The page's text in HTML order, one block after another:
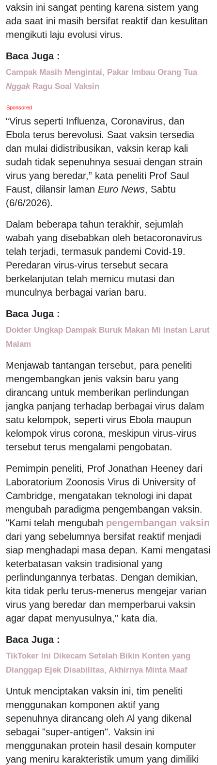
vaksin ini sangat penting karena sistem yang
ada saat ini masih bersifat reaktif dan kesulitan
mengikuti laju evolusi virus.
Baca Juga :
Campak Masih Mengintai, Pakar Imbau Orang Tua
NggakRagu Soal Vaksin
Sponsored
“Virus seperti Influenza, Coronavirus, dan
Ebola terus berevolusi. Saat vaksin tersedia
dan mulai didistribusikan, vaksin kerap kali
sudah tidak sepenuhnya sesuai dengan strain
virus yang beredar,” kata peneliti Prof Saul
Faust, dilansir laman Euro News, Sabtu
(6/6/2026).
Dalam beberapa tahun terakhir, sejumlah
wabah yang disebabkan oleh betacoronavirus
telah terjadi, termasuk pandemi Covid-19.
Peredaran virus-virus tersebut secara
berkelanjutan telah memicu mutasi dan
munculnya berbagai varian baru.
Baca Juga :
Dokter Ungkap Dampak Buruk Makan Mi Instan Larut
Malam
Menjawab tantangan tersebut, para peneliti
mengembangkan jenis vaksin baru yang
dirancang untuk memberikan perlindungan
jangka panjang terhadap berbagai virus dalam
satu kelompok, seperti virus Ebola maupun
kelompok virus corona, meskipun virus-virus
tersebut terus mengalami pengobatan.
Pemimpin peneliti, Prof Jonathan Heeney dari
Laboratorium Zoonosis Virus di University of
Cambridge, mengatakan teknologi ini dapat
mengubah paradigma pengembangan vaksin.
"Kami telah mengubah pengembangan vaksin
dari yang sebelumnya bersifat reaktif menjadi
siap menghadapi masa depan. Kami mengatasi
keterbatasan vaksin tradisional yang
perlindungannya terbatas. Dengan demikian,
kita tidak perlu terus-menerus mengejar varian
virus yang beredar dan memperbarui vaksin
agar dapat menyusulnya," kata dia.
Baca Juga :
TikToker Ini Dikecam Setelah Bikin Konten yang
Dianggap Ejek Disabilitas, Akhirnya Minta Maaf
Untuk menciptakan vaksin ini, tim peneliti
menggunakan komponen aktif yang
sepenuhnya dirancang oleh Al yang dikenal
sebagai "super-antigen". Vaksin ini
menggunakan protein hasil desain komputer
yang meniru karakteristik umum yang dimiliki